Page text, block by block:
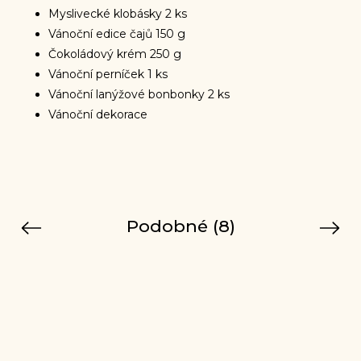
Myslivecké klobásky 2 ks
Vánoční edice čajů 150 g
Čokoládový krém 250 g
Vánoční perníček 1 ks
Vánoční lanýžové bonbonky 2 ks
Vánoční dekorace
Podobné (8)
Previous Next